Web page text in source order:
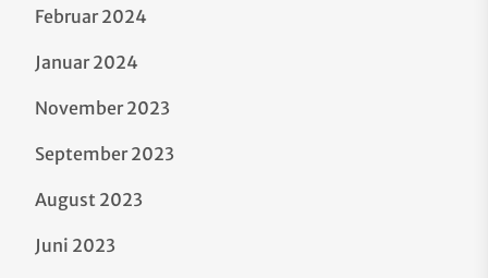
Februar 2024
Januar 2024
November 2023
September 2023
August 2023
Juni 2023